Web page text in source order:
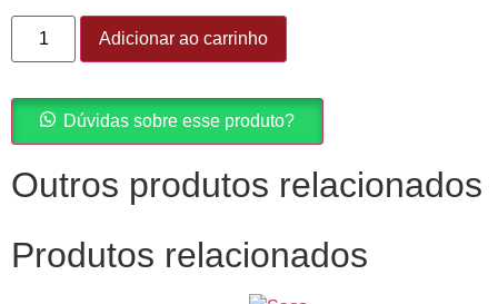
Adicionar ao carrinho
Dúvidas sobre esse produto?
Outros produtos relacionados
Produtos relacionados